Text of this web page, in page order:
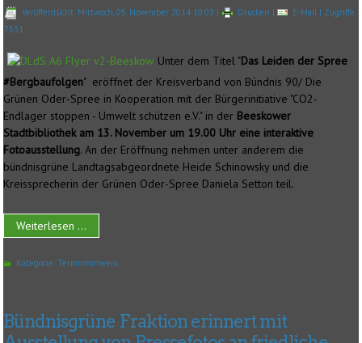
Veröffentlicht: Mittwoch, 05. November 2014 10:03 | Drucken | E-Mail | Zugriffe:
7531
Unter dem Titel "Das Leiden der Spree
#Bergbaufolgen" eröffnet der Kreisverband von Bündnis 90/ Die
Grünen Oder-Spree in Kooperation mit der Bürgerinitiative "CO2-
Endlager stoppen - Umwelt schützen e.V." in der Beeskower
Stadtbibliothek am 13. November um 19.00 Uhr eine interaktive
Fotoausstellung. An der Eröffnung nehmen unter anderem die
bündnisgrüne Landtagsabgeordnete Heide Schinowsky und die
Kreissprecherin der Grünen Oder-Spree Daniela Setton teil.
Weiterlesen ...
Kategorie:Terminhinweis
Bündnisgrüne Fraktion erinnert mit